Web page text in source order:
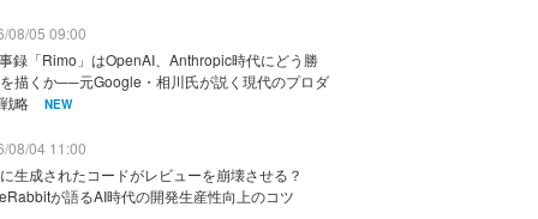
08/05 09:00
録「Rimo」はOpenAI、Anthropic時代にどう勝
描くか──元Google・相川氏が説く現代のプロダ
略
NEW
08/04 11:00
生成されたコードがレビューを崩壊させる？
が語るAI時代の開発生産性向上のコツ